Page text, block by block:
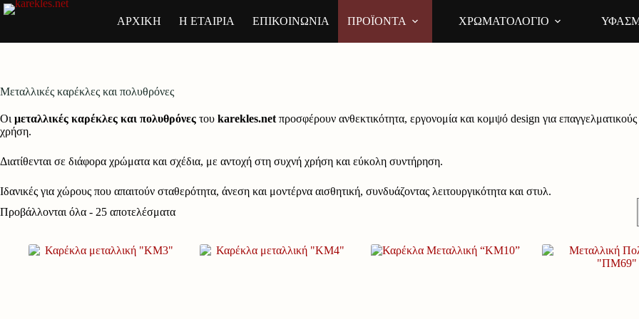
Μετάβαση
στο
ΑΡΧΙΚΗ Η ΕΤΑΙΡΙΑ ΕΠΙΚΟΙΝΩΝΙΑ ΠΡΟΪΟΝΤΑ ΧΡΩΜΑΤΟΛΟΓΙΟ
Μεταλλικές καρέκλες και πολυθρόνες
Οι μεταλλικές καρέκλες και πολυθρόνες του karekles.net προσφέρουν ανθεκτικότητα, εργονομία και κομψό design για
χρήση.
Διατίθενται σε διάφορα χρώματα και σχέδια, με αντοχή στη συχνή χρήση και εύκολη συντήρηση.
Ιδανικές για χώρους που απαιτούν σταθερότητα, άνεση και μοντέρνα αισθητική, συνδυάζοντας λειτουργικότητα και στυλ.
Προβάλλονται όλα - 25 αποτελέσματα